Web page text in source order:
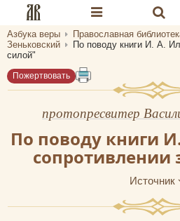
Разделы портала
Главная
Библиотеки
Календарь
Азбука веры Православная
Зеньковский
По поводу книги И. А.
силой"
Пожертвовать
протопресвитер
По поводу книги
сопротивлении
Источник